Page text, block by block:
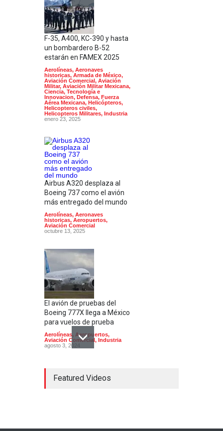
F-35, A400, KC-390 y hasta
un bombardero B-52
estarán en FAMEX 2025
Aerolíneas, Aeronaves
historicas, Armada de México,
Aviación Comercial , Aviación
Militar, Aviación Militar Mexicana,
Ciencia, Tecnología e
Innovacion, Defensa, Fuerza
Aérea Mexicana, Helicópteros,
Helicopteros civiles,
Helicopteros Militares, Industria
enero 23, 2025
Airbus A320 desplaza al
Boeing 737 como el avión
más entregado del mundo
Aerolíneas, Aeronaves
historicas, Aeropuertos,
Aviación Comercial
octubre 13, 2025
El avión de pruebas del
Boeing 777X llega a México
para vuelos de prueba
Aerolíneas, Aeropuertos,
Aviación Comercial , Industria
agosto 3, 2024
Guadalajara inaugura una
Featured Videos